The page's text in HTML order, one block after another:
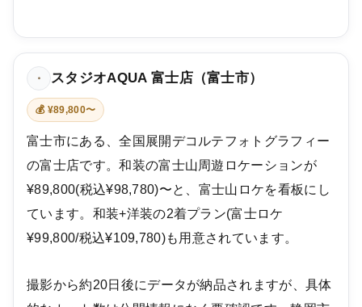
・ スタジオAQUA 富士店（富士市）
💰 ¥89,800〜
富士市にある、全国展開デコルテフォトグラフィー
の富士店です。和装の富士山周遊ロケーションが
¥89,800(税込¥98,780)〜と、富士山ロケを看板にし
ています。和装+洋装の2着プラン(富士ロケ
¥99,800/税込¥109,780)も用意されています。
撮影から約20日後にデータが納品されますが、具体